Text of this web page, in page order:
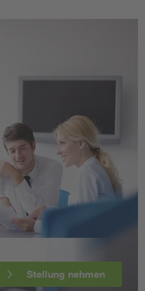
Stellung nehmen